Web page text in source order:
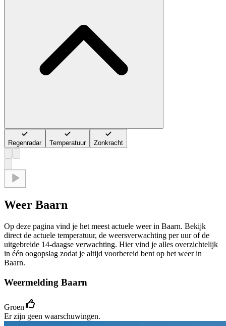
Regenradar Temperatuur Zonkracht
Weer Baarn
Op deze pagina vind je het meest actuele weer in Baarn. Bekijk
direct de actuele temperatuur, de weersverwachting per uur of de
uitgebreide 14-daagse verwachting. Hier vind je alles overzichtelijk
in één oogopslag zodat je altijd voorbereid bent op het weer in
Baarn.
Weermelding Baarn
Groen
Er zijn geen waarschuwingen.